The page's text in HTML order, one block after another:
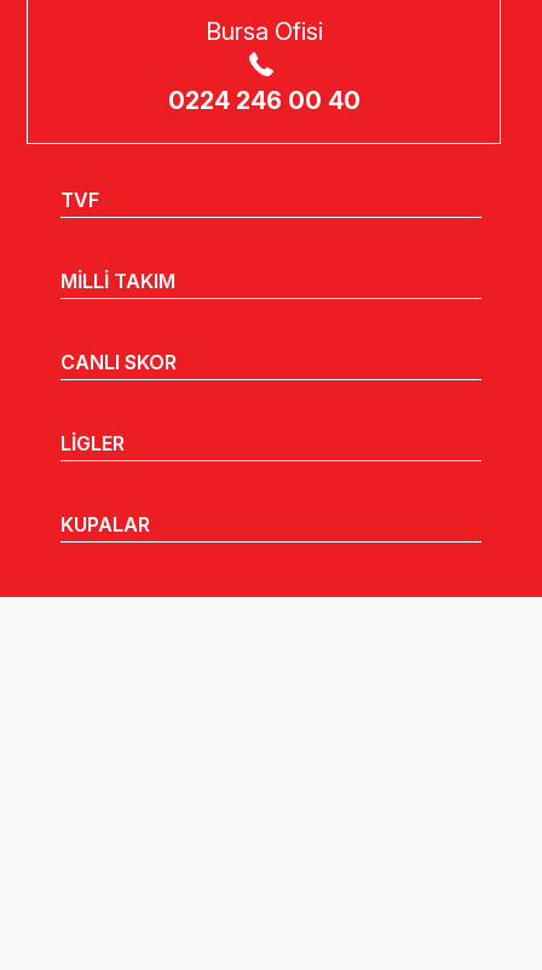
Bursa Ofisi
0224 246 00 40
TVF
MİLLİ TAKIM
CANLI SKOR
LİGLER
KUPALAR